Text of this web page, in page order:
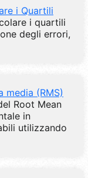
i Quartili
i quartili
degli errori,
media (RMS)
Root Mean
in
utilizzando